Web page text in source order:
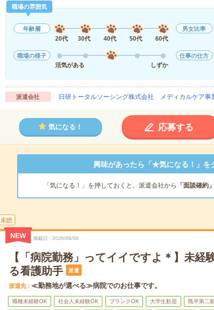
職場の雰囲気
年齢層
20代
30代 40代 50代 60代
男女比率
職場の様子
活気がある
しずか
仕事の仕方
派遣会社 日研トータルソーシング株式会社 メディカルケア事
気になる！ 応募する
興味があったら「★気になる！」を
「気になる！」を押しておくと、派遣会社から 「面談確約」
未読
NEW 掲載日 2026/08/06
【「病院勤務」ってイイですよ＊】未経
る看護助手
派遣
派遣先 ≪勤務地が選べる≫病院でのお仕事です。
職種未経験OK 社会人未経験OK ブランクOK 大学生歓迎 既卒第二